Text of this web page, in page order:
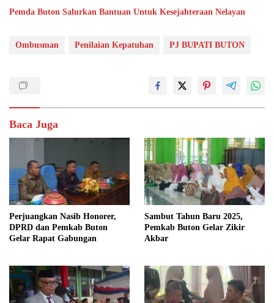
Pemda Buton Salurkan Bantuan Untuk Kesejahteraan Nelayan
Ombusman Penilaian Kepatuhan PJ BUPATI BUTON
Baca Juga
Perjuangkan Nasib Honorer,
DPRD dan Pemkab Buton
Gelar Rapat Gabungan
Sambut Tahun Baru 2025,
Pemkab Buton Gelar Zikir
Akbar